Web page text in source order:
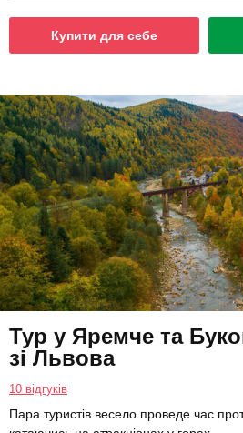
Купити для себе
Тур у Яремче та
зі Львова
10 відгуків
Пара туристів весело проведе час